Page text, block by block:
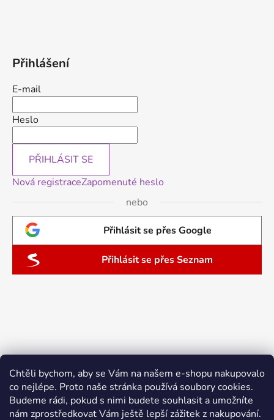
Chtěli bychom, aby se Vám na našem e-shopu nakupovalo
co nejlépe. Proto naše stránka používá soubory cookies.
Budeme rádi, pokud s nimi budete souhlasit a umožníte
nám zprostředkovat Vám ještě lepší zážitek z nakupování.
Přihlášení
E-mail
Heslo
PŘIHLÁSIT SE
Nová registraceZapomenuté heslo
nebo
Přihlásit se přes Google
Přihlásit se přes Seznam